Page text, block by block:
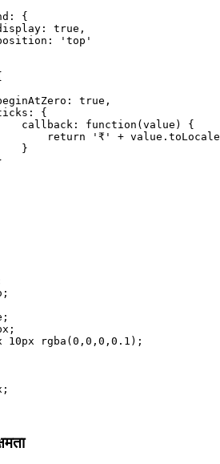
{
true ,
'top'
true ,
{
callback
: function ( value ) {
return
'₹' + value.
}
;
;
;
10px rgba ( 0 , 0 , 0 , 0.1 );
;